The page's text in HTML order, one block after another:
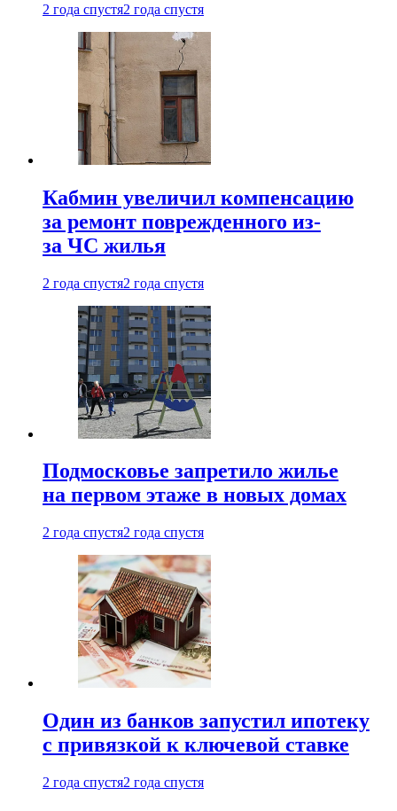
2 года спустя2 года спустя
Кабмин увеличил компенсацию
за ремонт поврежденного из-
за ЧС жилья
2 года спустя2 года спустя
Подмосковье запретило жилье
на первом этаже в новых домах
2 года спустя2 года спустя
Один из банков запустил ипотеку
с привязкой к ключевой ставке
2 года спустя2 года спустя